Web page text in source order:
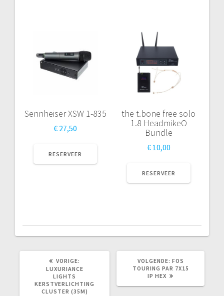
Sennheiser XSW 1-835
€ 27,50
RESERVEER
the t.bone free solo
1.8 HeadmikeO
Bundle
€10,00
RESERVEER
VORIGE:
BERICHT:
LUXURIANCE
LIGHTS
KERSTVERLICHTING
CLUSTER (35M)
VOLGENDE: VOLGEND
BERICHT:
FOS
TOURING PAR 7X15
IP HEX